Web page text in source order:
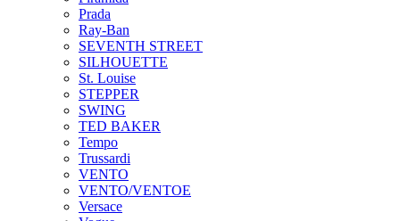
Prada
Ray-Ban
SEVENTH STREET
SILHOUETTE
St. Louise
STEPPER
SWING
TED BAKER
Tempo
Trussardi
VENTO
VENTO/VENTOE
Versace